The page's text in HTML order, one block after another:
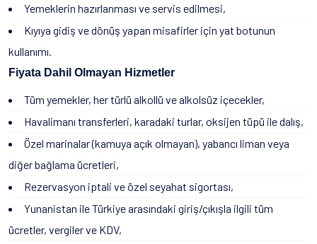
Yemeklerin hazırlanması ve servis edilmesi,
Kıyıya gidiş ve dönüş yapan misafirler için yat botunun
kullanımı.
Fiyata Dahil Olmayan Hizmetler
Tüm yemekler, her türlü alkollü ve alkolsüz içecekler,
Havalimanı transferleri, karadaki turlar, oksijen tüpü ile dalış,
Özel marinalar (kamuya açık olmayan), yabancı liman veya
diğer bağlama ücretleri,
Rezervasyon iptali ve özel seyahat sigortası,
Yunanistan ile Türkiye arasındaki giriş/çıkışla ilgili tüm
ücretler, vergiler ve KDV,